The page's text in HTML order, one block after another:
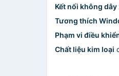
Kết nối không dây
Tương thích
Phạm vi điều
Chất liệu kim loại